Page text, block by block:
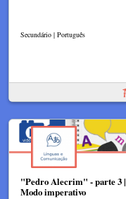
Secundário | Português
"Pedro Alecrim" - parte 3 |
Modo imperativo